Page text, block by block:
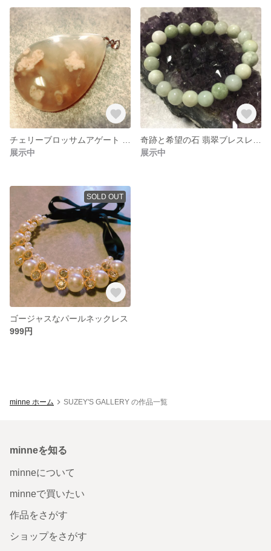
展示中
展示中
SOLD OUT
ゴージャスなパールネックレス
999円
minne ホーム SUZEY'S GALLERY の作品一覧
minneを知る
minneについて
minneで買いたい
作品をさがす
ショップをさがす